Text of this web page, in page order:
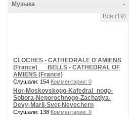
-
Музыка
Все (19)
CLOCHES - CATHEDRALE D'AMIENS
(France) __ BELLS - CATHEDRAL OF
AMIENS (France)
Слушали: 154 Комментарии: 0
Hor-Moskovskogo-Kafedral_nogo-
Sobora-Neporochnogo-Zachatiya-
Devy-Marii-Svet-Nevechern
Слушали: 138 Комментарии: 0